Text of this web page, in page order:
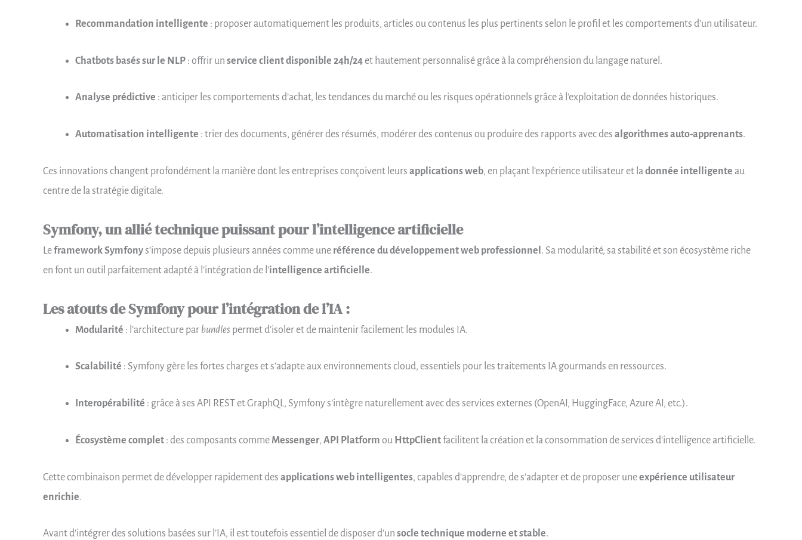
Recommandation intelligente : proposer automatiquement les produits, articles ou contenus les plus pertinents selon le profil et les comportements d’un utilisateur.
Chatbots basés sur le NLP : offrir un service client disponible 24h/24et hautement personnalisé grâce à la compréhension du langage naturel.
Analyse prédictive : anticiper les comportements d’achat, les tendances du marché ou les risques opérationnels grâce à l’exploitation de données historiques.
Automatisation intelligente : trier des documents, générer des résumés, modérer des contenus ou produire des rapports avec des algorithmes auto-apprenants.
Ces innovations changent profondément la manière dont les entreprises conçoivent leurs applications web, en plaçant l’expérience utilisateur et ladonnée intelligente au
centre de la stratégie digitale.
Symfony, un allié technique puissant pour l’intelligence artificielle
Leframework Symfonys’impose depuis plusieurs années comme une référence du développement web professionnel . Sa modularité, sa stabilité et son écosystème riche
en font un outil parfaitement adapté à l’intégration de l’intelligence artificielle.
Les atouts de Symfony pour l’intégration de l’IA :
Modularité : l’architecture par bundles permet d’isoler et de maintenir facilement les modules IA.
Scalabilité : Symfony gère les fortes charges et s’adapte aux environnements cloud, essentiels pour les traitements IA gourmands en ressources.
Interopérabilité : grâce à ses API REST et GraphQL, Symfony s’intègre naturellement avec des services externes (OpenAI, HuggingFace, Azure AI, etc.).
Écosystème complet : des composants comme Messenger, API Platform ou HttpClientfacilitent la création et la consommation de services d’intelligence artificielle.
Cette combinaison permet de développer rapidement des applications web intelligentes, capables d’apprendre, de s’adapter et de proposer uneexpérience utilisateur
enrichie.
Avant d’intégrer des solutions basées sur l’IA, il est toutefois essentiel de disposer d’un socle technique moderne et stable.